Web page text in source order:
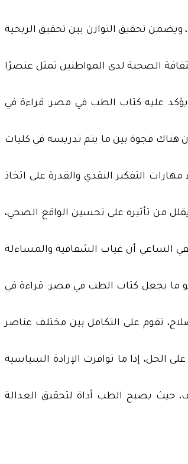
تحقيق التوازن بين تحقيق الربحية
الصحية لدى المواطنين تمثل عنصرًا
يؤكد عليه كتاب الطب في مصر: قراءة في
هناك فجوة بين ما يتم تدريسه في كليات
التفكير النقدي والقدرة على اتخاذ
من تأثيره على تحسين الواقع الصحي،
الساعي أن غياب الشفافية والمساءلة
ما يجعل كتاب الطب في مصر: قراءة في
تقوم على التكامل بين مختلف عناصر
إذا ما توافرت الإرادة السياسية
حيث يصبح الطب أداة لتحقيق العدالة